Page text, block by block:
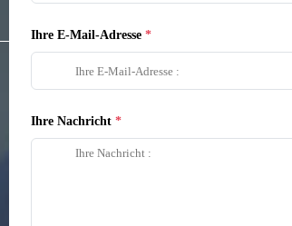
Ihre E-Mail-Adresse
Ihre Nachricht